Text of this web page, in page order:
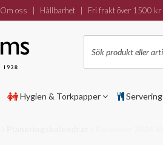
Om oss Hållbarhet Fri frakt över 1500 kr
Hygien & Torkpapper Servering